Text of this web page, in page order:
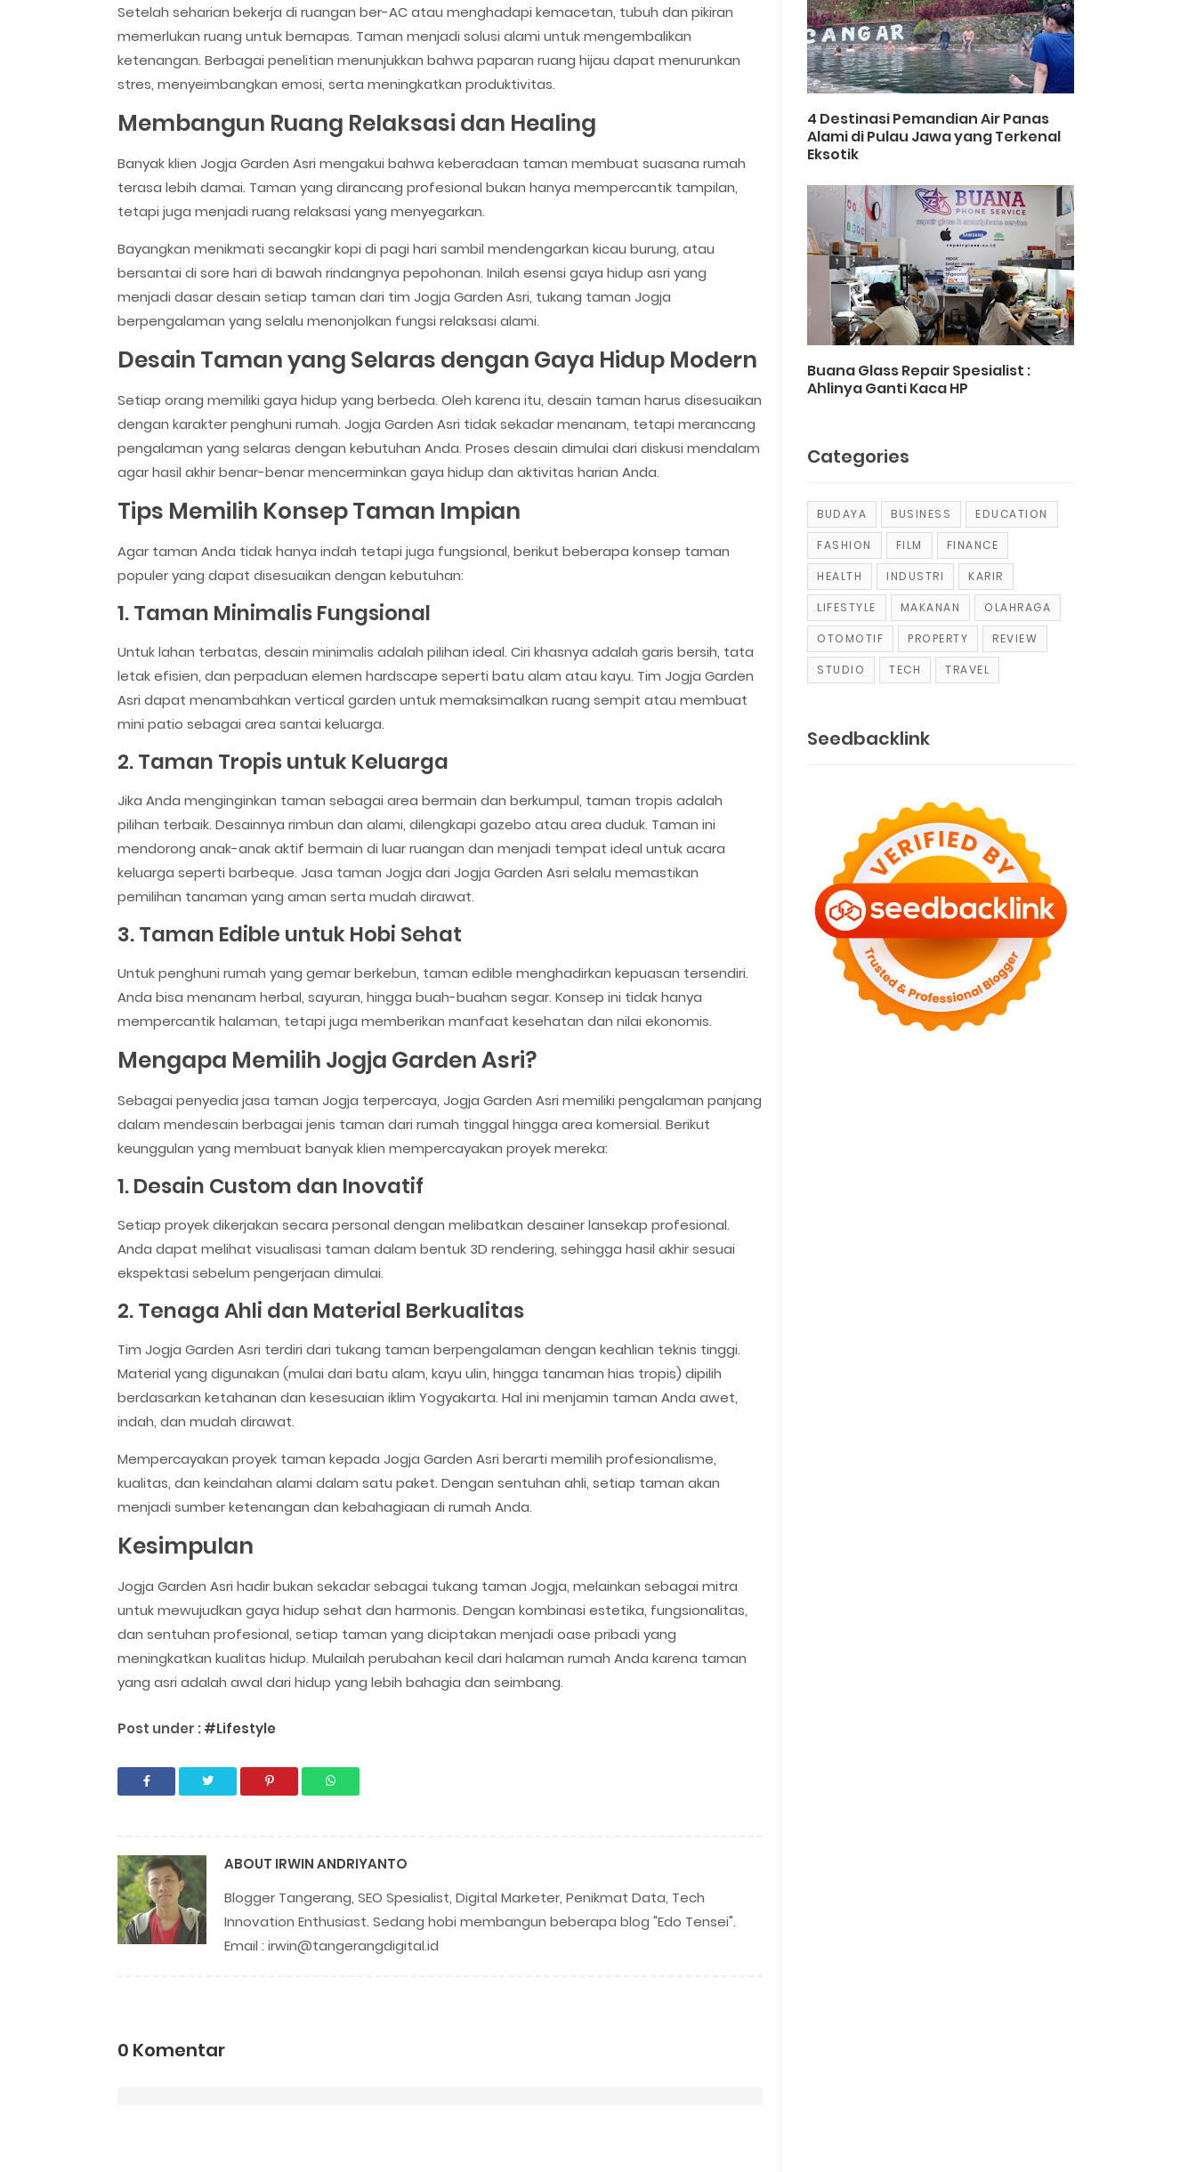
Setelah seharian bekerja di ruangan ber-AC atau menghadapi kemacetan, tubuh dan pikiran
memerlukan ruang untuk bernapas. Taman menjadi solusi alami untuk mengembalikan
ketenangan. Berbagai penelitian menunjukkan bahwa paparan ruang hijau dapat menurunkan
stres, menyeimbangkan emosi, serta meningkatkan produktivitas.
Membangun Ruang Relaksasi dan Healing
Banyak klien Jogja Garden Asri mengakui bahwa keberadaan taman membuat suasana rumah
terasa lebih damai. Taman yang dirancang profesional bukan hanya mempercantik tampilan,
tetapi juga menjadi ruang relaksasi yang menyegarkan.
Bayangkan menikmati secangkir kopi di pagi hari sambil mendengarkan kicau burung, atau
bersantai di sore hari di bawah rindangnya pepohonan. Inilah esensi gaya hidup asri yang
menjadi dasar desain setiap taman dari tim Jogja Garden Asri, tukang taman Jogja
berpengalaman yang selalu menonjolkan fungsi relaksasi alami.
Desain Taman yang Selaras dengan Gaya Hidup Modern
Setiap orang memiliki gaya hidup yang berbeda. Oleh karena itu, desain taman harus disesuaikan
dengan karakter penghuni rumah. Jogja Garden Asri tidak sekadar menanam, tetapi merancang
pengalaman yang selaras dengan kebutuhan Anda. Proses desain dimulai dari diskusi mendalam
agar hasil akhir benar-benar mencerminkan gaya hidup dan aktivitas harian Anda.
Tips Memilih Konsep Taman Impian
Agar taman Anda tidak hanya indah tetapi juga fungsional, berikut beberapa konsep taman
populer yang dapat disesuaikan dengan kebutuhan:
1. Taman Minimalis Fungsional
Untuk lahan terbatas, desain minimalis adalah pilihan ideal. Ciri khasnya adalah garis bersih, tata
letak efisien, dan perpaduan elemen hardscape seperti batu alam atau kayu. Tim Jogja Garden
Asri dapat menambahkan vertical garden untuk memaksimalkan ruang sempit atau membuat
mini patio sebagai area santai keluarga.
2. Taman Tropis untuk Keluarga
Jika Anda menginginkan taman sebagai area bermain dan berkumpul, taman tropis adalah
pilihan terbaik. Desainnya rimbun dan alami, dilengkapi gazebo atau area duduk. Taman ini
mendorong anak-anak aktif bermain di luar ruangan dan menjadi tempat ideal untuk acara
keluarga seperti barbeque. Jasa taman Jogja dari Jogja Garden Asri selalu memastikan
pemilihan tanaman yang aman serta mudah dirawat.
3. Taman Edible untuk Hobi Sehat
Untuk penghuni rumah yang gemar berkebun, taman edible menghadirkan kepuasan tersendiri.
Anda bisa menanam herbal, sayuran, hingga buah-buahan segar. Konsep ini tidak hanya
mempercantik halaman, tetapi juga memberikan manfaat kesehatan dan nilai ekonomis.
Mengapa Memilih Jogja Garden Asri?
Sebagai penyedia jasa taman Jogja terpercaya, Jogja Garden Asri memiliki pengalaman panjang
dalam mendesain berbagai jenis taman dari rumah tinggal hingga area komersial. Berikut
keunggulan yang membuat banyak klien mempercayakan proyek mereka:
1. Desain Custom dan Inovatif
Setiap proyek dikerjakan secara personal dengan melibatkan desainer lansekap profesional.
Anda dapat melihat visualisasi taman dalam bentuk 3D rendering, sehingga hasil akhir sesuai
ekspektasi sebelum pengerjaan dimulai.
2. Tenaga Ahli dan Material Berkualitas
Tim Jogja Garden Asri terdiri dari tukang taman berpengalaman dengan keahlian teknis tinggi.
Material yang digunakan (mulai dari batu alam, kayu ulin, hingga tanaman hias tropis) dipilih
berdasarkan ketahanan dan kesesuaian iklim Yogyakarta. Hal ini menjamin taman Anda awet,
indah, dan mudah dirawat.
Mempercayakan proyek taman kepada Jogja Garden Asri berarti memilih profesionalisme,
kualitas, dan keindahan alami dalam satu paket. Dengan sentuhan ahli, setiap taman akan
menjadi sumber ketenangan dan kebahagiaan di rumah Anda.
Kesimpulan
Jogja Garden Asri hadir bukan sekadar sebagai tukang taman Jogja, melainkan sebagai mitra
untuk mewujudkan gaya hidup sehat dan harmonis. Dengan kombinasi estetika, fungsionalitas,
dan sentuhan profesional, setiap taman yang diciptakan menjadi oase pribadi yang
meningkatkan kualitas hidup. Mulailah perubahan kecil dari halaman rumah Anda karena taman
yang asri adalah awal dari hidup yang lebih bahagia dan seimbang.
Post under :#Lifestyle
ABOUT IRWIN ANDRIYANTO
Blogger Tangerang, SEO Spesialist, Digital Marketer, Penikmat Data, Tech
Innovation Enthusiast. Sedang hobi membangun beberapa blog "Edo Tensei".
Email : irwin@tangerangdigital.id
0 Komentar
4 Destinasi Pemandian Air Panas
Alami di Pulau Jawa yang Terkenal
Eksotik
Buana Glass Repair Spesialist :
Ahlinya Ganti Kaca HP
Categories
BUDAYA BUSINESS EDUCATION
FASHION FILM FINANCE
HEALTH INDUSTRI KARIR
LIFESTYLE MAKANAN OLAHRAGA
OTOMOTIF PROPERTY REVIEW
STUDIO TECH TRAVEL
Seedbacklink